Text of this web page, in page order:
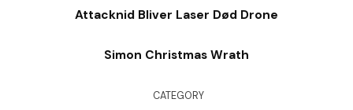
Attacknid Bliver Laser Død Drone
Simon Christmas Wrath
CATEGORY